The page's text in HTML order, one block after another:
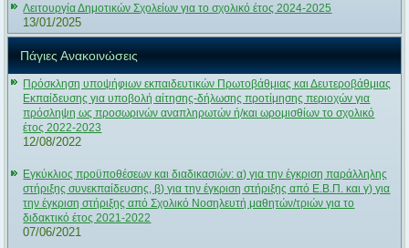
Λειτουργία Δημοτικών Σχολείων για το σχολικό έτος 2024-2025
13/01/2025
Πάγιες Ανακοινώσεις
Πρόσκληση υποψήφιων εκπαιδευτικών Πρωτοβάθμιας και Δευτεροβάθμιας
Εκπαίδευσης για υποβολή αίτησης-δήλωσης προτίμησης περιοχών για
πρόσληψη ως προσωρινών αναπληρωτών ή/και ωρομισθίων το σχολικό
έτος 2022-2023
12/08/2022
Εγκύκλιος προϋποθέσεων και διαδικασιών: α) για την έγκριση παράλληλης
στήριξης συνεκπαίδευσης, β) για την έγκριση στήριξης από Ε.Β.Π. και γ) για
την έγκριση στήριξης από Σχολικό Νοσηλευτή μαθητών/τριών για το
διδακτικό έτος 2021-2022
07/06/2021